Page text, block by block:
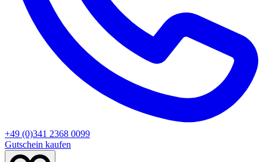
+49 (0)341 2368 0099
Gutschein kaufen